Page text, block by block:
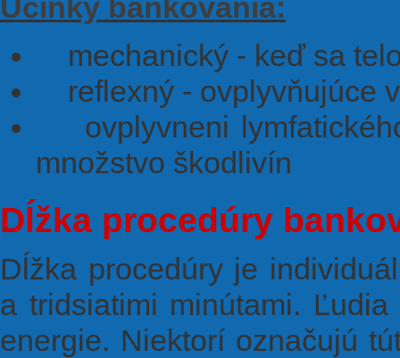
Účinky bankovania:
mechanický - keď sa
reflexný - ovplyvňujúce
ovplyvneni
množstvo škodlivín
Dĺžka procedúry
Dĺžka procedúry je
a tridsiatimi minútami.
energie. Niektorí označujú